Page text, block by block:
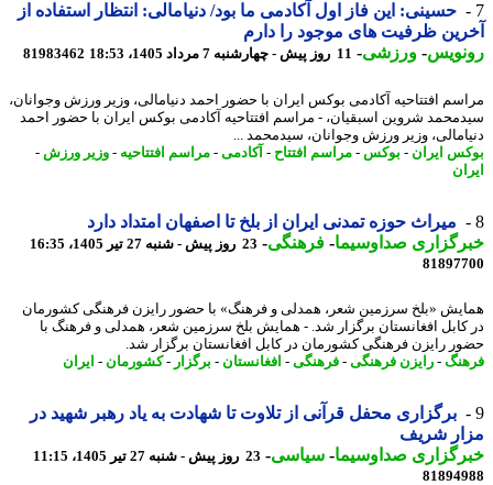
حسینی: این فاز اول آکادمی ما بود/ دنیامالی: انتظار استفاده از
ظرفیت های موجود را دارم
-ورزشی-11 روز پیش - چهارشنبه 7 مرداد 1405، 18:53 81983462
افتتاحیه آکادمی بوکس ایران با حضور احمد دنیامالی، وزیر ورزش وجوانان،
شروین اسبقیان، - مراسم افتتاحیه آکادمی بوکس ایران با حضور احمد
وزیر ورزش وجوانان، سیدمحمد ...
ایران - بوکس-مراسم افتتاح-آکادمی-مراسم افتتاحیه-وزیر ورزش -
میراث حوزه تمدنی ایران از بلخ تا اصفهان امتداد دارد
صداوسیما-فرهنگی-23 روز پیش - شنبه 27 تیر 1405، 16:35
«بلخ سرزمین شعر، همدلی و فرهنگ» با حضور رایزن فرهنگی کشورمان
افغانستان برگزار شد. - همایش بلخ سرزمین شعر، همدلی و فرهنگ با
رایزن فرهنگی کشورمان در کابل افغانستان برگزار شد.
-رایزن فرهنگی-فرهنگی-افغانستان-برگزار - کشورمان -ایران
برگزاری محفل قرآنی از تلاوت تا شهادت به یاد رهبر شهید در
شریف
صداوسیما-سیاسی-23 روز پیش - شنبه 27 تیر 1405، 11:15